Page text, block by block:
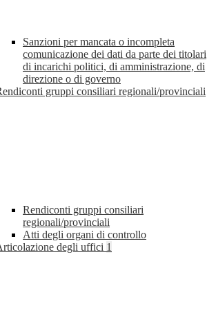
Sanzioni per mancata o incompleta
comunicazione dei dati da parte dei titolari
di incarichi politici, di amministrazione, di
direzione o di governo
gruppi consiliari regionali/provinciali
Rendiconti gruppi consiliari
regionali/provinciali
Atti degli organi di controllo
degli uffici 1